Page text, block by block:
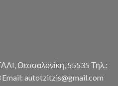
Θεσσαλονίκη, 55535 Τηλ.:
autotzitzis@gmail.com